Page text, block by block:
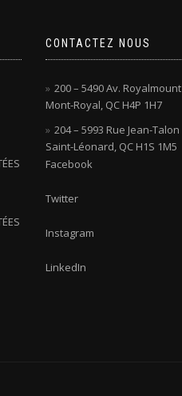
CONTACTEZ NOUS
200 – 5490 Av. Royalmount
Mont-Royal, QC H4P 1H7
204 – 5993 Rue Jean-Talon
Saint-Léonard, QC H1S 1M5
Facebook
Twitter
Instagram
LinkedIn